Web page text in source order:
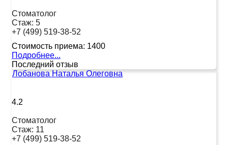
Стоматолог
Стаж: 5
+7 (499) 519-38-52
Стоимость приема: 1400
Подробнее...
Последний отзыв
Лобанова Наталья Олеговна
4.2
Стоматолог
Стаж: 11
+7 (499) 519-38-52